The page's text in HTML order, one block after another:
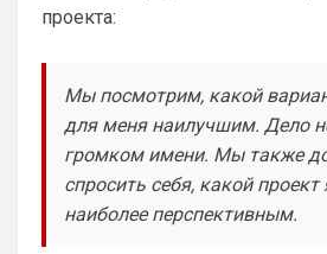
проекта:
Мы посмотрим, какой
для меня наилучшим. Дело
громком имени. Мы также
спросить себя, какой проект
наиболее перспективным.
подписании Альвареса ?)Я смотрю
и слава богу, что ни одного из них
взяли. Винисиуса лишь,
хочешь получить, надеюсь в
такой бредовой идеей не
касается Роджерса, то сумма